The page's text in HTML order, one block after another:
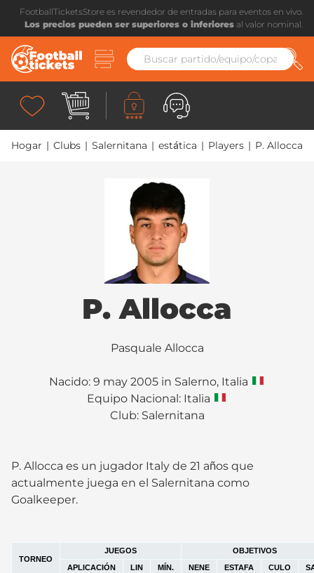
FootballTicketsStore es revendedor de entradas para eventos en vivo.
Los precios pueden ser superiores o inferiores al valor nominal.
Hogar | Clubs | Salernitana | estática | Players | P. Allocca
P. Allocca
Pasquale Allocca
Nacido: 9 may 2005 in Salerno, Italia
Equipo Nacional: Italia
Club: Salernitana
P. Allocca es un jugador Italy de 21 años que
actualmente juega en el Salernitana como
Goalkeeper.
TORNEO
JUEGOS
OBJETIVOS
APLICACIÓN
LIN MÍN. NENE ESTAFA CULO